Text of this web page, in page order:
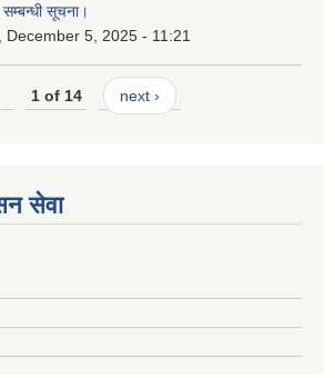
सूचना।
December 5, 2025 - 11:21
1 of 14 next ›
सेवा